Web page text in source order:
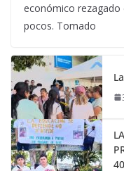
económico rezagado
pocos. Tomado